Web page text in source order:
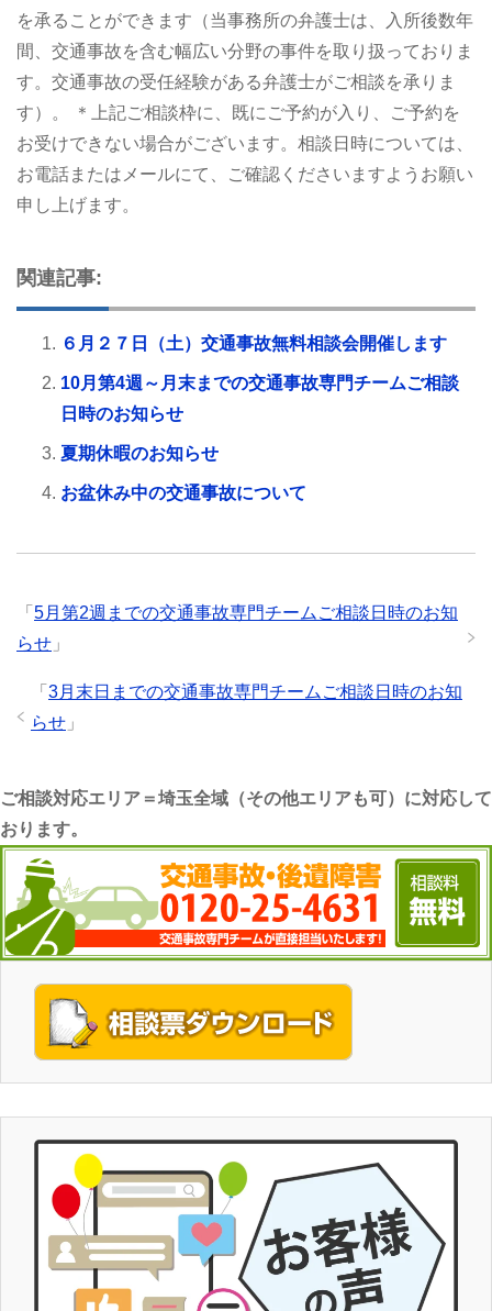
を承ることができます（当事務所の弁護士は、入所後数年
間、交通事故を含む幅広い分野の事件を取り扱っておりま
す。交通事故の受任経験がある弁護士がご相談を承りま
す）。
＊上記ご相談枠に、既にご予約が入り、ご予約を
お受けできない場合がございます。相談日時については、
お電話またはメールにて、ご確認くださいますようお願い
申し上げます。
関連記事:
６月２７日（土）交通事故無料相談会開催します
10月第4週～月末までの交通事故専門チームご相談
日時のお知らせ
夏期休暇のお知らせ
お盆休み中の交通事故について
「 5月第2週までの交通事故専門チームご相談日時のお知
らせ 」
「 3月末日までの交通事故専門チームご相談日時のお知
らせ 」
ご相談対応エリア＝埼玉全域（その他エリアも可）に対応して
おります。